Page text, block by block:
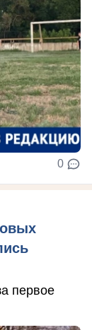
0
первое